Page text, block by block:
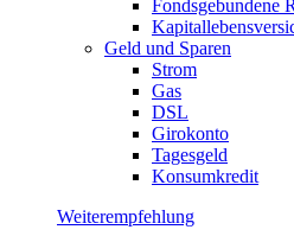
Fondsgebundene
Geld und Sparen
Strom
Gas
DSL
Girokonto
Tagesgeld
Konsumkredit
Weiterempfehlung